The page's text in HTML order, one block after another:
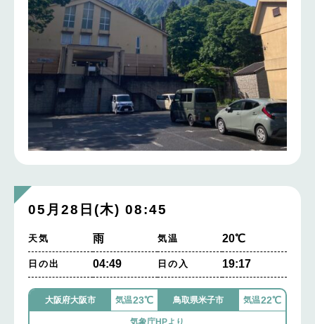
05月28日(木) 08:45
天気 雨 気温 20℃
日の出 04:49 日の入 19:17
大阪府大阪市 気温23℃ 鳥取県米子市 気温22℃
気象庁HPより